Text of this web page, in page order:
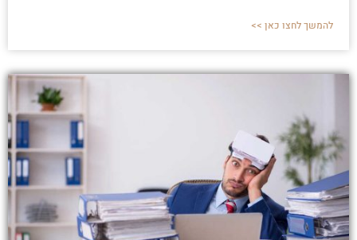
להמשך לחצו כאן >>